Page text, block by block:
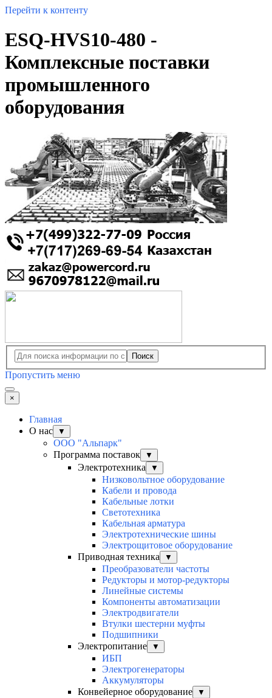
Перейти к контенту
ESQ-HVS10-480 -
Комплексные поставки
промышленного
оборудования
Поиск
Пропустить меню
×
Главная
О нас
▼
ООО "Альпарк"
Программа поставок
▼
Электротехника ▼
Низковольтное оборудование
Кабели и провода
Кабельные лотки
Светотехника
Кабельная арматура
Электротехнические шины
Электрощитовое оборудование
Приводная техника
▼
Преобразователи частоты
Редукторы и мотор-редукторы
Линейные системы
Компоненты автоматизации
Электродвигатели
Втулки шестерни муфты
Подшипники
Электропитание
▼
ИБП
Электрогенераторы
Аккумуляторы
Конвейерное оборудование
▼